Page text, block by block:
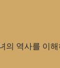
역사를 이